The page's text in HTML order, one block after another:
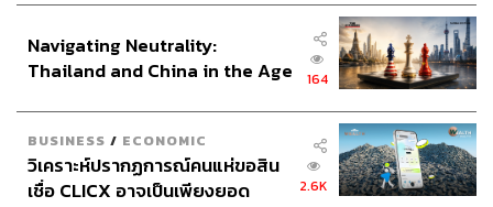
Navigating Neutrality:
Thailand and China in the Age
164
BUSINESS / ECONOMIC
วิเคราะห์ปรากฏการณ์คนแห่ขอสิน
เชื่อ CLICX อาจเป็นเพียงยอด
2.6K